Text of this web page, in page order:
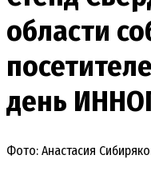
области
день
Фото: Анастасия